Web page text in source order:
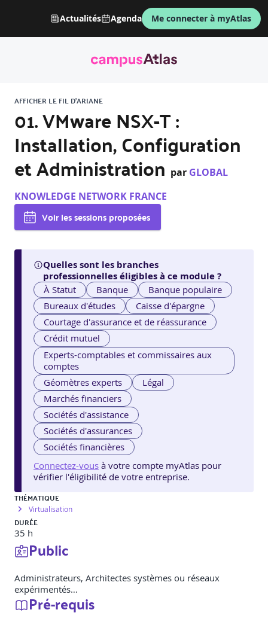
Actualités Agenda Me connecter à myAtlas
AFFICHER LE FIL D'ARIANE
01. VMware NSX-T :
Installation, Configuration
et Administration par GLOBAL
KNOWLEDGE NETWORK FRANCE
Voir les sessions proposées
Quelles sont les branches
professionnelles éligibles à ce module ?
À Statut Banque
Banque populaire
Bureaux d'études
Caisse d'épargne
Courtage d'assurance et de réassurance
Crédit mutuel
Experts-comptables et commissaires aux
comptes
Géomètres experts
Légal
Marchés financiers
Sociétés d'assistance
Sociétés d'assurances
Sociétés financières
Connectez-vous à votre compte myAtlas pour
vérifier l'éligibilité de votre entreprise.
THÉMATIQUE
Virtualisation
DURÉE
35 h
Public
Administrateurs, Architectes systèmes ou réseaux
expérimentés…
Pré-requis